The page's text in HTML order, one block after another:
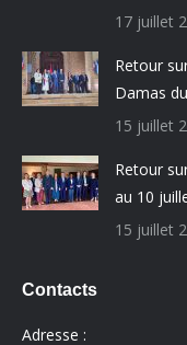
17 juillet
Retour
Damas
15 juillet
Retour
au 10
15 juillet
Contacts
Adresse :